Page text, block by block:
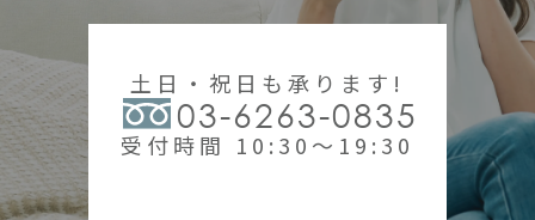
土日・祝日も承ります!
03-6263-0835
受付時間 10:30～19:30